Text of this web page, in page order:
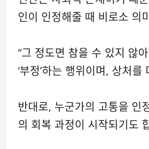
인이 인정해줄 때 비로소 의
“그 정도면 참을 수 있지 않
‘부정’하는 행위이며, 상처
반대로, 누군가의 고통을 인
의 회복 과정이 시작되기도